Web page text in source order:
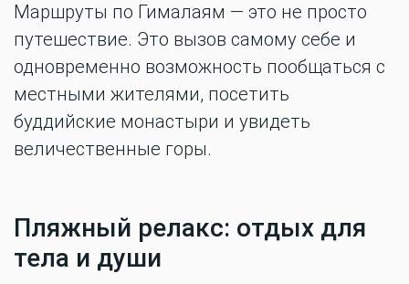
Маршруты по Гималаям — это не просто
путешествие. Это вызов самому себе и
одновременно возможность пообщаться с
местными жителями, посетить
буддийские монастыри и увидеть
величественные горы.
Пляжный релакс: отдых для
тела и души